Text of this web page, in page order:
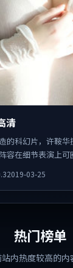
清
的科幻片，许鞍
容在细节表演上
2019-03-25
热门榜单
站内热度较高的内